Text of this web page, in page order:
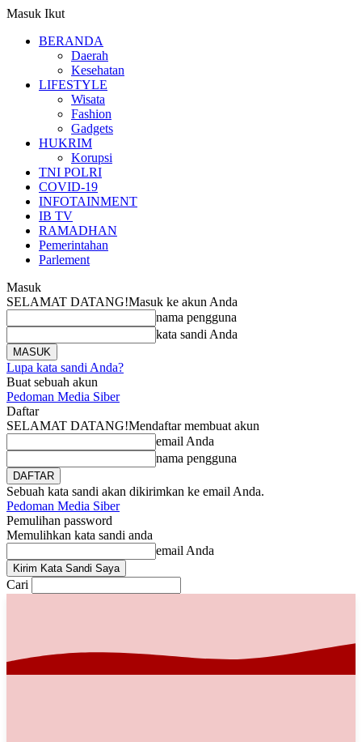
Masuk Ikut
BERANDA
Daerah
Kesehatan
LIFESTYLE
Wisata
Fashion
Gadgets
HUKRIM
Korupsi
TNI POLRI
COVID-19
INFOTAINMENT
IB TV
RAMADHAN
Pemerintahan
Parlement
Masuk
SELAMAT DATANG!Masuk ke akun Anda
nama pengguna
kata sandi Anda
Lupa kata sandi Anda?
Buat sebuah akun
Pedoman Media Siber
Daftar
SELAMAT DATANG!Mendaftar membuat akun
email Anda
nama pengguna
Sebuah kata sandi akan dikirimkan ke email Anda.
Pedoman Media Siber
Pemulihan password
Memulihkan kata sandi anda
email Anda
Cari